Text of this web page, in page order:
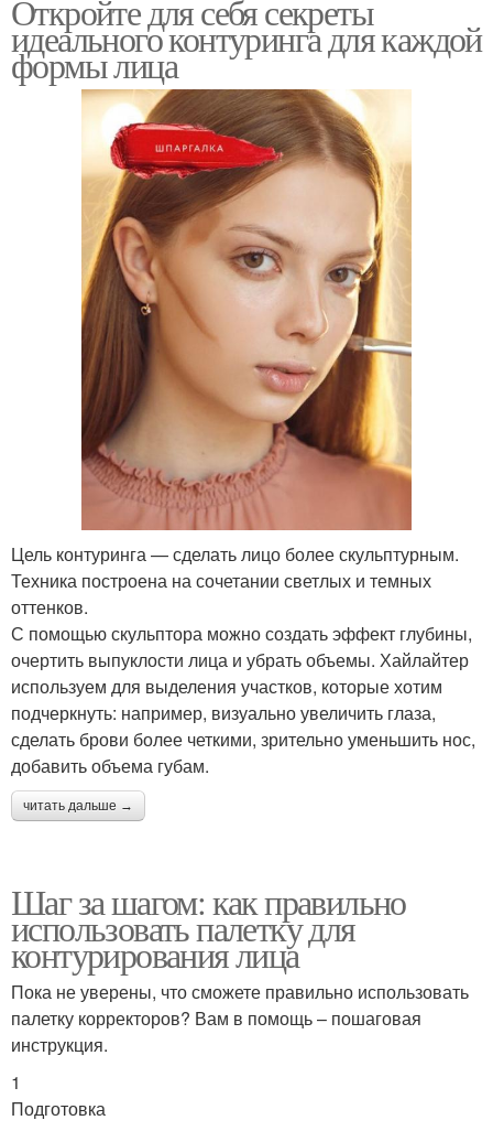
Откройте для себя секреты
идеального контуринга для каждой
формы лица
Цель контуринга — сделать лицо более скульптурным.
Техника построена на сочетании светлых и темных
оттенков.
С помощью скульптора можно создать эффект глубины,
очертить выпуклости лица и убрать объемы. Хайлайтер
используем для выделения участков, которые хотим
подчеркнуть: например, визуально увеличить глаза,
сделать брови более четкими, зрительно уменьшить нос,
добавить объема губам.
читать дальше →
Шаг за шагом: как правильно
использовать палетку для
контурирования лица
Пока не уверены, что сможете правильно использовать
палетку корректоров? Вам в помощь – пошаговая
инструкция.
1
Подготовка